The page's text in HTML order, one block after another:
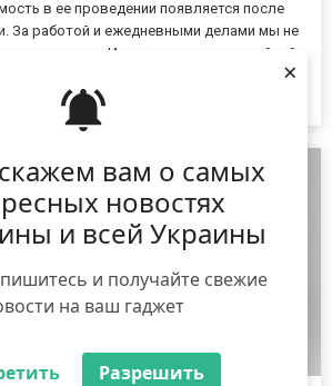
вам о самых
новостях
и всей Украины
и получайте свежие
на ваш гаджет
Разрешить
×
в ее проведении появляется после
За работой и ежедневными делами мы не
растут дети. Идеи проведения семейной
от погоды за окном провести съемку
в студии или на природе. На обеих
материал высокого качества. Главное